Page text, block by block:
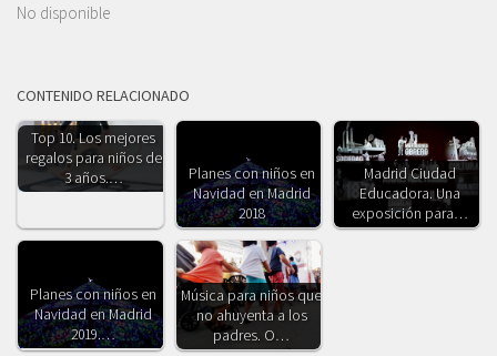
No disponible
CONTENIDO RELACIONADO
Top 10. Los mejores
regalos para niños de
3 años.…
Planes con niños en
Navidad en Madrid
2018
Madrid Ciudad
Educadora. Una
exposición para…
Planes con niños en
Navidad en Madrid
2019.…
Música para niños que
no ahuyenta a los
padres. O…